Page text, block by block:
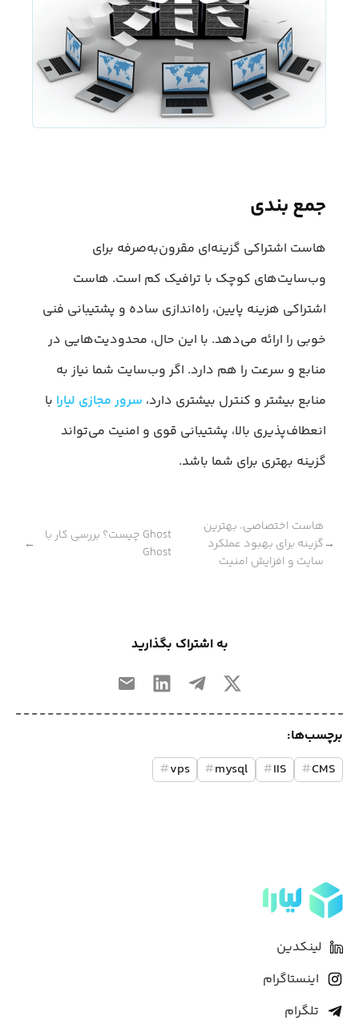
جمع بندی
هاست اشتراکی گزینه‌ای مقرون‌به‌صرفه برای
وب‌سایت‌های کوچک با ترافیک کم است. هاست
اشتراکی هزینه پایین، راه‌اندازی ساده و پشتیبانی فنی
خوبی را ارائه می‌دهد. با این حال، محدودیت‌هایی در
منابع و سرعت را هم دارد. اگر وب‌سایت شما نیاز به
منابع بیشتر و کنترل بیشتری دارد، سرور مجازی لیارا با
انعطاف‌پذیری بالا، پشتیبانی قوی و امنیت می‌تواند
گزینه بهتری برای شما باشد.
→
هاست اختصاصی، بهترین
گزینه برای بهبود عملکرد
سایت و افزایش امنیت
Ghost چیست؟ بررسی کار با
Ghost
←
به اشتراک بگذارید
برچسب‌ها:
CMS
#
IIS
#
mysql
#
vps
#
لینکدین
اینستاگرام
تلگرام